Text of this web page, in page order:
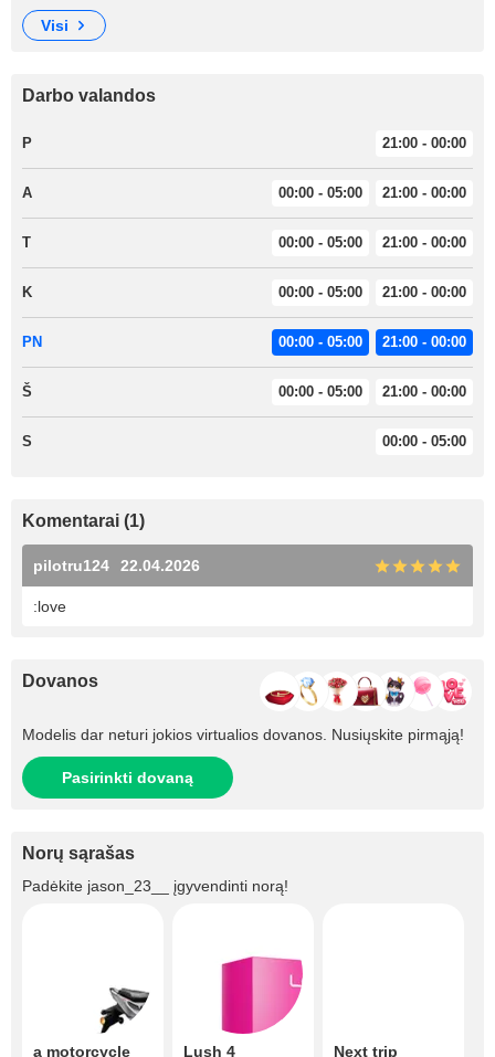
visi
Darbo valandos
P 21:00 - 00:00
A 00:00 - 05:00 21:00 - 00:00
T 00:00 - 05:00 21:00 - 00:00
K 00:00 - 05:00 21:00 - 00:00
PN 00:00 - 05:00 21:00 - 00:00
Š 00:00 - 05:00 21:00 - 00:00
S 00:00 - 05:00
Komentarai (1)
pilotru124 22.04.2026
:love
Dovanos
Modelis dar neturi jokios virtualios dovanos. Nusiųskite pirmąją!
Pasirinkti dovaną
Norų sąrašas
Padėkite jason_23__ įgyvendinti norą!
a motorcycle Lush 4 Next trip